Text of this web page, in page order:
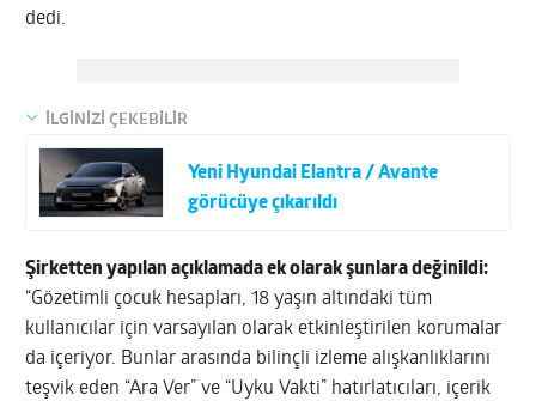
dedi.
İLGİNİZİ ÇEKEBİLİR
Yeni Hyundai Elantra / Avante
görücüye çıkarıldı
Şirketten yapılan açıklamada ek olarak şunlara değinildi:
“Gözetimli çocuk hesapları, 18 yaşın altındaki tüm
kullanıcılar için varsayılan olarak etkinleştirilen korumalar
da içeriyor. Bunlar arasında bilinçli izleme alışkanlıklarını
teşvik eden “Ara Ver” ve “Uyku Vakti” hatırlatıcıları, içerik